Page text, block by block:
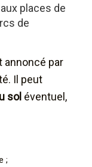
places de
de
annoncé par
Il peut
sol éventuel,
;